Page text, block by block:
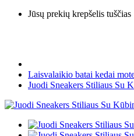
Jūsų prekių krepšelis tuščias
Laisvalaikio batai kedai
Juodi Sneakers Stiliaus Su